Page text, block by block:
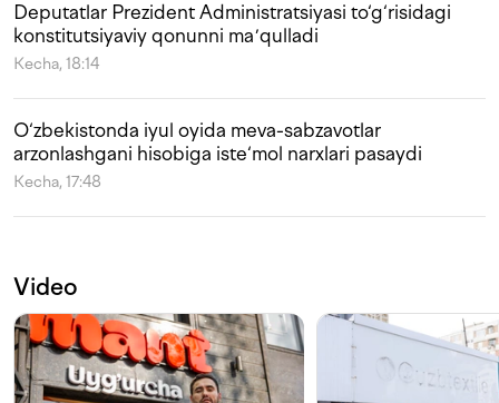
Deputatlar Prezident Administratsiyasi to‘g‘risidagi
konstitutsiyaviy qonunni maʼqulladi
Kecha, 18:14
O‘zbekistonda iyul oyida meva-sabzavotlar
arzonlashgani hisobiga iste‘mol narxlari pasaydi
Kecha, 17:48
Video